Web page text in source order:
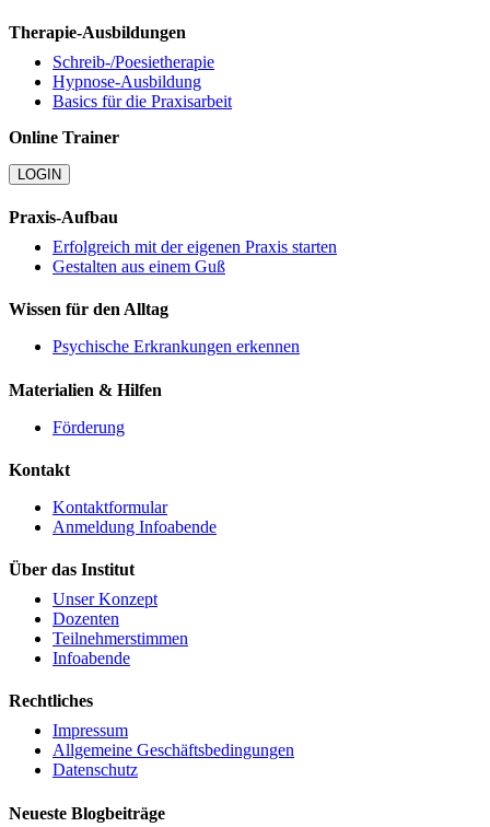
Therapie-Ausbildungen
Schreib-/Poesietherapie
Hypnose-Ausbildung
Basics für die Praxisarbeit
Online Trainer
LOGIN
Praxis-Aufbau
Erfolgreich mit der eigenen Praxis starten
Gestalten aus einem Guß
Wissen für den Alltag
Psychische Erkrankungen erkennen
Materialien & Hilfen
Förderung
Kontakt
Kontaktformular
Anmeldung Infoabende
Über das Institut
Unser Konzept
Dozenten
Teilnehmerstimmen
Infoabende
Rechtliches
Impressum
Allgemeine Geschäftsbedingungen
Datenschutz
Neueste Blogbeiträge